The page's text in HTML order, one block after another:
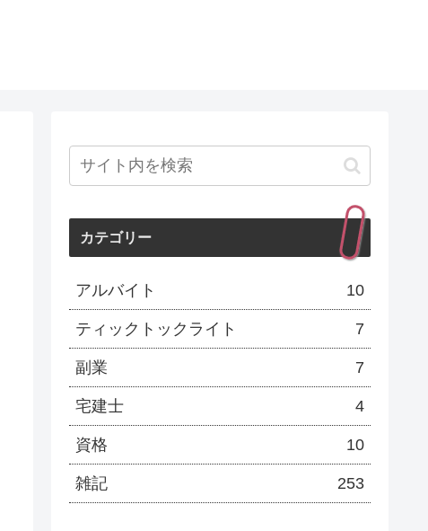
カテゴリー
アルバイト 10
ティックトックライト 7
副業 7
宅建士 4
資格 10
雑記 253